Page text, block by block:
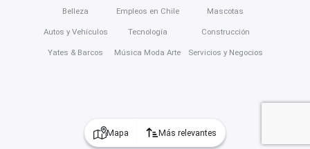
Mapa Más relevantes
Belleza
Autos y Vehículos
Yates & Barcos
Empleos en Chile
Tecnología
Música Moda Arte
Mascotas
Construcción
Servicios y Negocios